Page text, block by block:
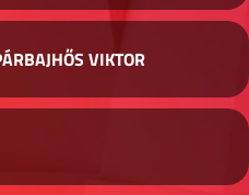
VIKTOR